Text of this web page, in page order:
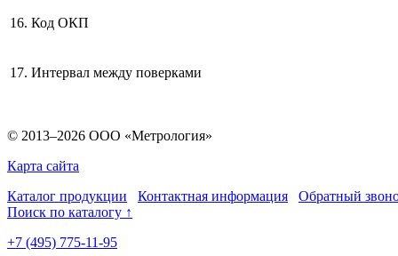
16. Код ОКП
17. Интервал между поверками
© 2013–2026 ООО «Метрология»
Карта сайта
Каталог продукции
Контактная информация
Обратный
Поиск по каталогу ↑
+7 (495) 775-11-95